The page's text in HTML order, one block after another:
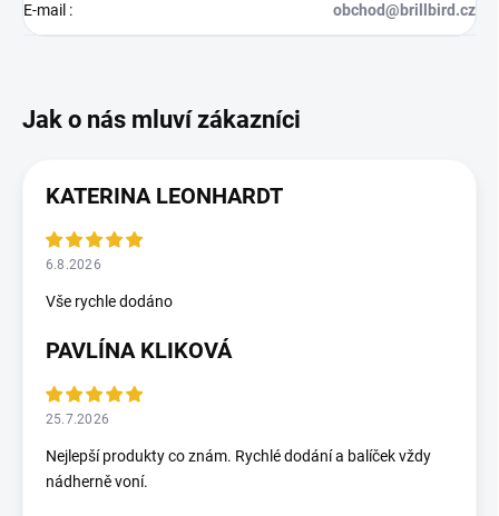
E-mail : obchod@brillbird.cz
KATERINA LEONHARDT
6.8.2026
Vše rychle dodáno
PAVLÍNA KLIKOVÁ
25.7.2026
Nejlepší produkty co znám. Rychlé dodání a balíček vždy
nádherně voní.